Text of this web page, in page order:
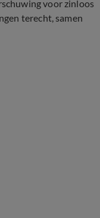
voor zinloos
terecht, samen